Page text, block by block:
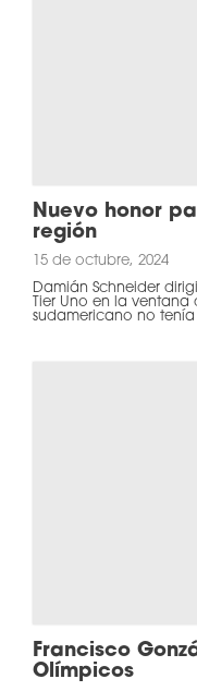
Nuevo honor
región
15 de octubre, 2024
Damián Schneider
Tier Uno en la
sudamericano no tenía
Francisco
Olímpicos